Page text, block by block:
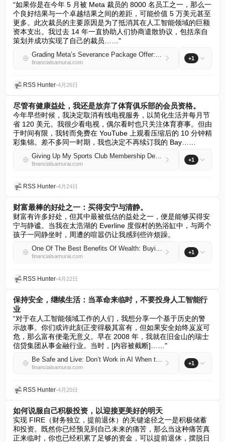
“如果你是在今年 5 月被 Meta 裁员的 8000 名员工之一，那么一
个良好结果与一个卓越结果之间的差距，可能价值 5 万美元甚至
更多。此次裁员的主要原因是为了抵消其在人工智能领域的巨额
资本支出。我过去 14 年一直协助人们协商遣散协议，包括亲自
策划并成功实现了自己的裁员……"
Grading Meta’s Severance Package Offer: Strong On The Surface
financialsamurai.com
+1
RSS Hunter•4月26日
尽管有健康益处，我还是放弃了体育俱乐部的会员资格。
今年早些时候，我决定取消有线电视服务，以简化生活并每月节
省 120 美元。我很少看电视，偶尔看时也只关注体育赛事。但由
于时间有限，我转而免费在 YouTube 上观看压缩后的 10 分钟精
彩集锦。差不多同一时期，我也决定不再续订我的 Bay……
Giving Up My Sports Club Membership Despite the Health Benefits
financialsamurai.com
+1
RSS Hunter•4月24日
财富最棒的好处之一：买得安宁与清静。
财富有许多好处，但其中最被低估的益处之一，便是能够买得安
宁与静谧。当我在太浩湖的 Everline 度假村的热浴缸中，与两个
孩子一同静坐时，周遭的喧嚣仍让我感到些许烦躁。
One Of The Best Benefits Of Wealth: Buying Peace And Quiet
financialsamurai.com
+1
RSS Hunter•4月22日
保持安全，继续生活：当革命来临时，不要投身人工智能行
业
“对于在人工智能领域工作的人们，我想分享一个基于历史的警
示故事。你们或许此刻正变得极其富有，但如果安全始终岌岌可
危，那么富有便毫无意义。早在 2008 年，我就在旧金山的瑞士
信贷集团从事金融行业。当时，[内容被截断]……"
Be Safe and Live: Don’t Work in AI When the Revolution Comes
financialsamurai.com
+1
RSS Hunter•4月20日
如何说服自己积极投资，以迎接更美好的明天
实现 FIRE（财务独立，提前退休）的关键途径之一是积极储蓄
和投资。既然你已经预见到自己未来的痛苦，那么当这种痛苦真
正来临时，你也已经积累了足够的资金，可以提前退休，摆脱日